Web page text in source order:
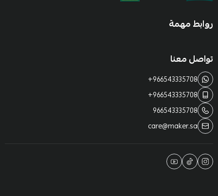
روابط مهمة
تواصل معنا
+966543335708
+966543335708
966543335708
care@maker.sa